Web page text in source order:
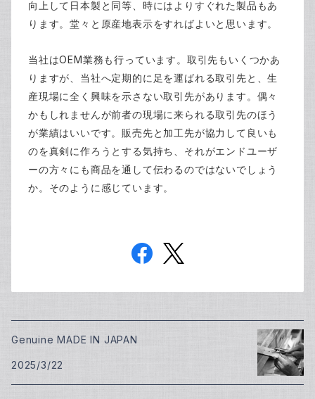
向上して日本製と同等、時にはよりすぐれた製品もあ
ります。堂々と原産地表示をすればよいと思います。
当社はOEM業務も行っています。取引先もいくつかあ
りますが、当社へ定期的に足を運ばれる取引先と、生
産現場に全く興味を示さない取引先があります。偶々
かもしれませんが前者の現場に来られる取引先のほう
が業績はいいです。販売先と加工先が協力して良いも
のを真剣に作ろうとする気持ち、それがエンドユーザ
ーの方々にも商品を通して伝わるのではないでしょう
か。そのように感じています。
Genuine MADE IN JAPAN
2025/3/22